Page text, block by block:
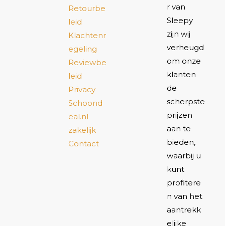
Retourbe
leid
Klachtenr
egeling
Reviewbe
leid
Privacy
Schoond
eal.nl
zakelijk
Contact
r van
Sleepy
zijn wij
verheugd
om onze
klanten
de
scherpste
prijzen
aan te
bieden,
waarbij u
kunt
profitere
n van het
aantrekk
elijke